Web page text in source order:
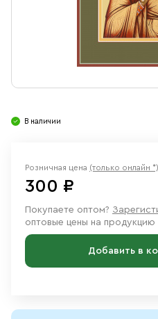
Ювелирные изделия
В наличии
Розничная цена (только онлайн *)
300 ₽
Покупаете оптом?
оптовые цены на продукцию
Добавить в